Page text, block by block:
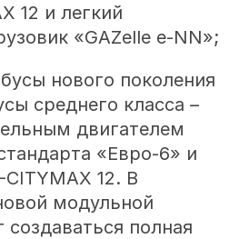
12 и легкий
«GAZelle e-NN»;
нового поколения
среднего класса –
двигателем
«Евро-6» и
12. В
модульной
полная